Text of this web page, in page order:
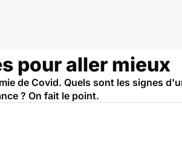
pour aller mieux
de Covid. Quels sont les signes
? On fait le point.